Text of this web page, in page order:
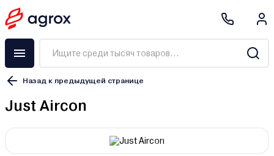
Назад к предыдущей странице
Just Aircon